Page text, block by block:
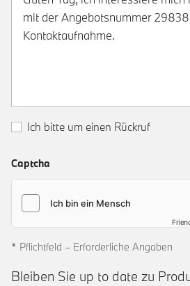
Ich bitte um einen Rückruf
Captcha
* Pflichtfeld – Erforderliche Angaben
Bleiben Sie up to date zu